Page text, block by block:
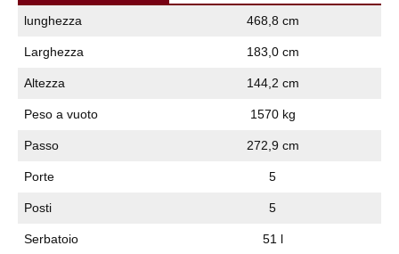
lunghezza 468,8 cm
Larghezza 183,0 cm
Altezza 144,2 cm
Peso a vuoto 1570 kg
Passo 272,9 cm
Porte 5
Posti 5
Serbatoio 51 l